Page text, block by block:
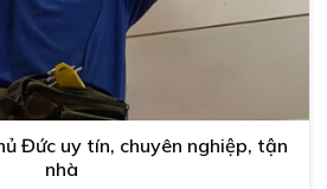
Đức uy tín, chuyên nghiệp, tận
nhà